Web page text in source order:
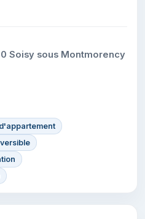
Soisy sous Montmorency